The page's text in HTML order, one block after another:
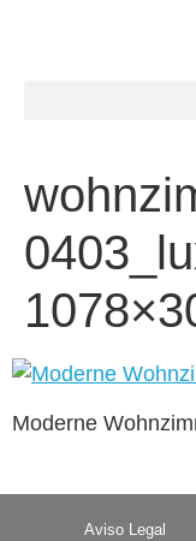
Moderne
Aviso Legal